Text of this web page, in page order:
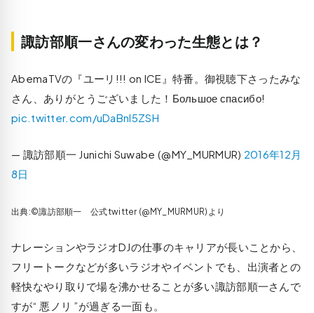
諏訪部順一さんの変わった生態とは？
AbemaTVの『ユーリ!!! on ICE』特番。御視聴下さったみな
さん、ありがとうございました！Большое спасибо!
pic.twitter.com/uDaBnl5ZSH
— 諏訪部順一 Junichi Suwabe (@MY_MURMUR) 2016年12月
8日
出典:©諏訪部順一 公式twitter (@MY_MURMUR)より
ナレーションやラジオDJの仕事のキャリアが長いことから、
フリートークなどが多いラジオやイベントでも、出演者との
軽快なやり取りで場を沸かせることが多い諏訪部順一さんで
すが“ 悪ノリ ”が過ぎる一面も。